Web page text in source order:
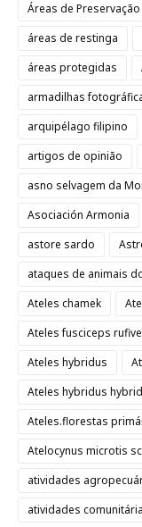
Áreas de
áreas de restinga
áreas protegidas
armadilhas
arquipélago filipino
artigos de opinião
asno selvagem da
Asociación Armonia
astore sardo
ataques de animais
Ateles chamek
Ateles fusciceps
Ateles hybridus
Ateles hybridus
Ateles.florestas
Atelocynus microtis
atividades
atividades